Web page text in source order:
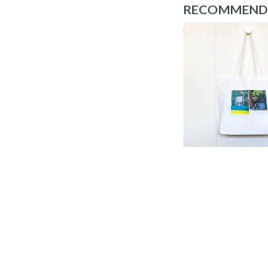
RECOMMEND